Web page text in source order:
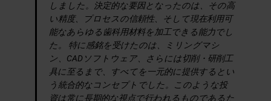
しました。決定的な要因となったのは、その高
い精度、プロセスの信頼性、そして現在利用可
能なあらゆる歯科用材料を加工できる能力でし
た。 特に感銘を受けたのは、ミリングマシ
ン、CADソフトウェア、さらには切削・研削工
具に至るまで、すべてを一元的に提供するとい
う統合的なコンセプトでした。このような投
資は常に長期的な視点で行われるものであるた